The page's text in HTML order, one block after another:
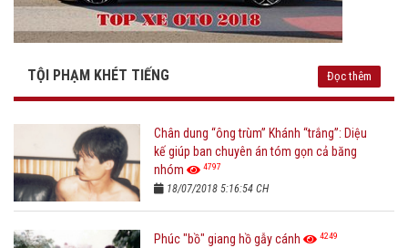
TỘI PHẠM KHÉT TIẾNG Đọc thêm
Chân dung “ông trùm” Khánh “trắng”: Diệu
kế giúp ban chuyên án tóm gọn cả băng
nhóm
4797
18/07/2018 5:16:54 CH
Phúc "bồ" giang hồ gẫy cánh 4249